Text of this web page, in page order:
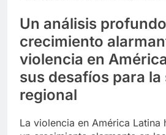
Un análisis
crecimiento
violencia en
sus desafíos para
regional
La violencia en América Latina